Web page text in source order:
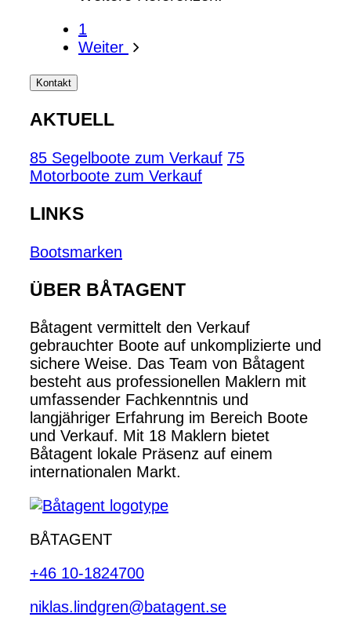
1
Weiter
Kontakt
AKTUELL
85 Segelboote zum Verkauf 75
Motorboote zum Verkauf
LINKS
Bootsmarken
ÜBER BÅTAGENT
Båtagent vermittelt den Verkauf
gebrauchter Boote auf unkomplizierte und
sichere Weise. Das Team von Båtagent
besteht aus professionellen Maklern mit
umfassender Fachkenntnis und
langjähriger Erfahrung im Bereich Boote
und Verkauf. Mit 18 Maklern bietet
Båtagent lokale Präsenz auf einem
internationalen Markt.
BÅTAGENT
+46 10-1824700
niklas.lindgren@batagent.se